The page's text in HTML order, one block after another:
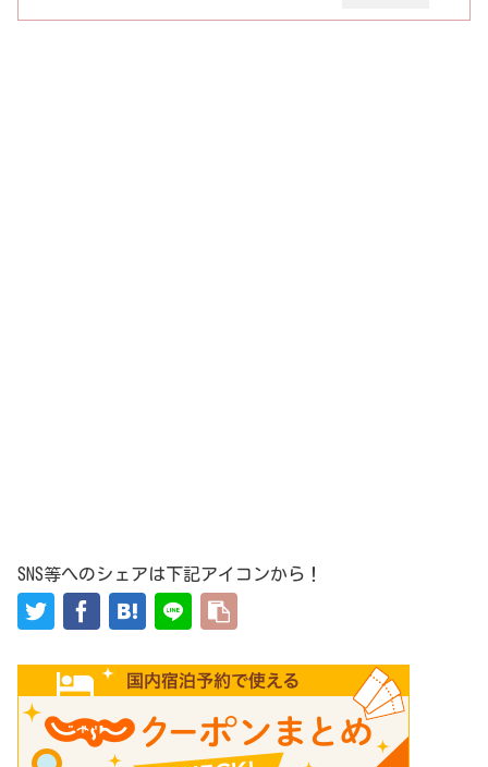
SNS等へのシェアは下記アイコンから！